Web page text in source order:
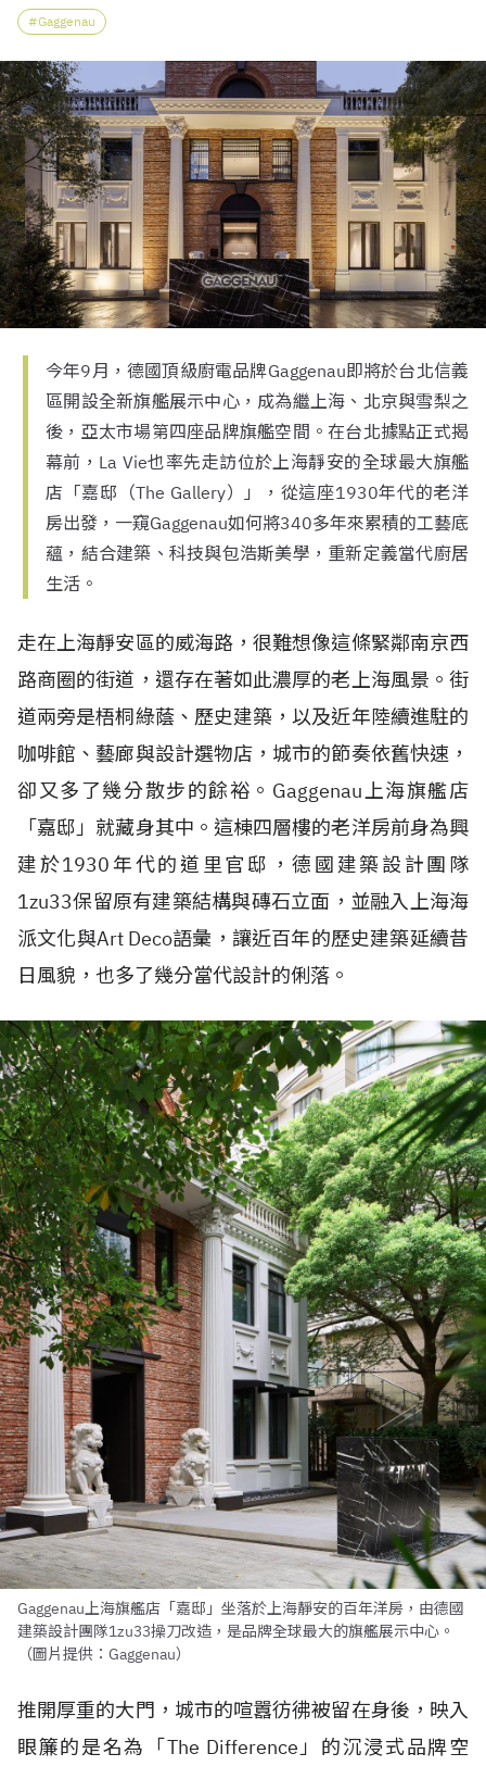
Gaggenau
今年9月，德國頂級廚電品牌Gaggenau即將於台北信義
區開設全新旗艦展示中心，成為繼上海、北京與雪梨之
後，亞太市場第四座品牌旗艦空間。在台北據點正式揭
幕前，La Vie也率先走訪位於上海靜安的全球最大旗艦
店「嘉邸（The Gallery）」，從這座1930年代的老洋
房出發，一窺Gaggenau如何將340多年來累積的工藝底
蘊，結合建築、科技與包浩斯美學，重新定義當代廚居
生活。
走在上海靜安區的威海路，很難想像這條緊鄰南京西
路商圈的街道，還存在著如此濃厚的老上海風景。街
道兩旁是梧桐綠蔭、歷史建築，以及近年陸續進駐的
咖啡館、藝廊與設計選物店，城市的節奏依舊快速，
卻又多了幾分散步的餘裕。Gaggenau上海旗艦店
「嘉邸」就藏身其中。這棟四層樓的老洋房前身為興
建於1930年代的道里官邸，德國建築設計團隊
1zu33保留原有建築結構與磚石立面，並融入上海海
派文化與Art Deco語彙，讓近百年的歷史建築延續昔
日風貌，也多了幾分當代設計的俐落。
Gaggenau上海旗艦店「嘉邸」坐落於上海靜安的百年洋房，由德國
建築設計團隊1zu33操刀改造，是品牌全球最大的旗艦展示中心。
（圖片提供：Gaggenau）
推開厚重的大門，城市的喧囂彷彿被留在身後，映入
眼簾的是名為「The Difference」的沉浸式品牌空